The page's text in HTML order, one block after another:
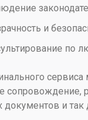
и
по
и так